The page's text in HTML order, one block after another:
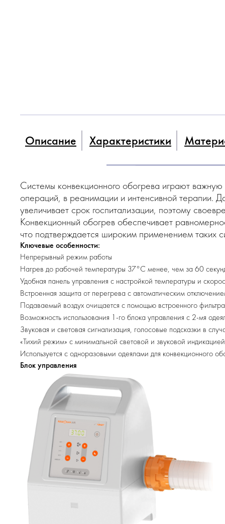
Описание Характеристики
Системы конвекционного обогрева играют
операций, в реанимации и интенсивной терапии.
увеличивает срок госпитализации, поэтому
Конвекционный обогрев обеспечивает
что подтверждается широким применением таких
Ключевые особенности:
Непрерывный режим работы
Нагрев до рабочей температуры 37°С менее, чем за 60
Удобная панель управления с настройкой температуры и
Встроенная защита от перегрева с автоматическим
Подаваемый воздух очищается с помощью встроенного
Возможность использования 1-го блока управления с 2-мя
Звуковая и световая сигнализация, голосовые подсказки в
«Тихий режим» с минимальной световой и звуковой
Используется с одноразовыми одеялами для конвекционного
Блок управления